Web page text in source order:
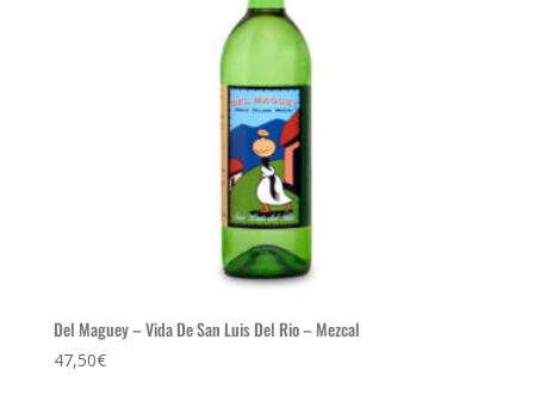
Del Maguey – Vida De San Luis Del Rio – Mezcal
47,50€